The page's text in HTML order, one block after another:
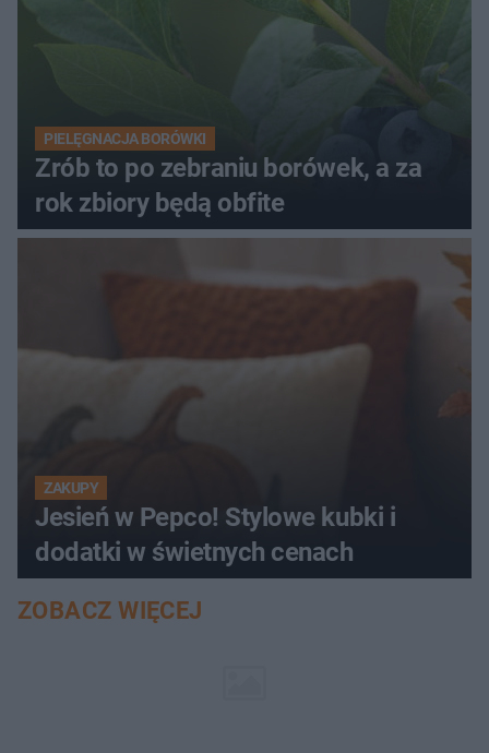
PIELĘGNACJA BORÓWKI
Zrób to po zebraniu borówek, a za
rok zbiory będą obfite
ZAKUPY
Jesień w Pepco! Stylowe kubki i
dodatki w świetnych cenach
ZOBACZ WIĘCEJ